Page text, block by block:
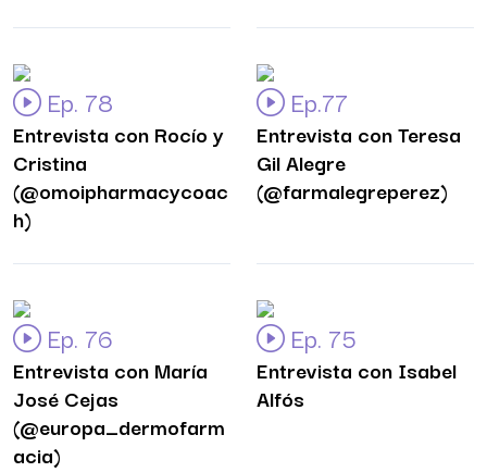
Ep. 78
Entrevista con Rocío y
Cristina
(@omoipharmacycoac
h)
Ep.77
Entrevista con Teresa
Gil Alegre
(@farmalegreperez)
Ep. 76
Entrevista con María
José Cejas
(@europa_dermofarm
acia)
Ep. 75
Entrevista con Isabel
Alfós